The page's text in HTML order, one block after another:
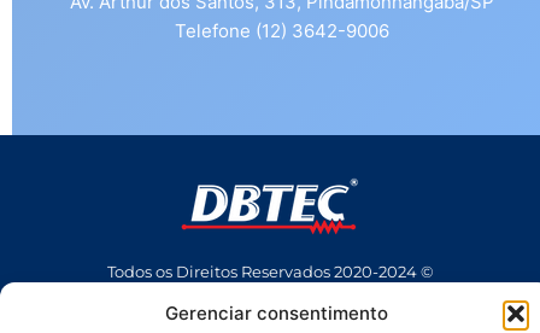
Gerenciar consentimento
Telefone (12) 3642-9006
Todos os Direitos Reservados 2020-2024 ©
(12) 3642 9006• dbtec@dbtec.com.br